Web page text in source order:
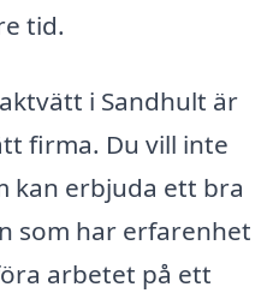
tid.
i Sandhult är
firma. Du vill inte
kan erbjuda ett bra
som har erfarenhet
arbetet på ett